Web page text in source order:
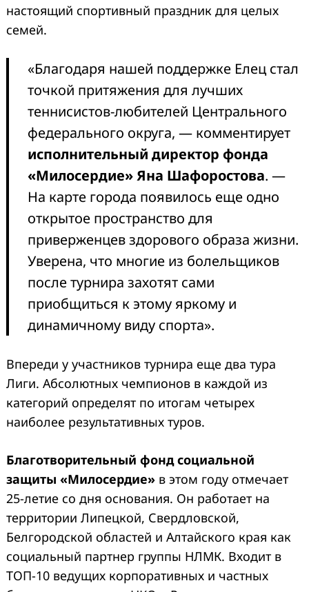
настоящий спортивный праздник для целых
семей.
«Благодаря нашей поддержке Елец стал
точкой притяжения для лучших
теннисистов-любителей Центрального
федерального округа, — комментирует
исполнительный директор фонда
«Милосердие» Яна Шафоростова. —
На карте города появилось еще одно
открытое пространство для
приверженцев здорового образа жизни.
Уверена, что многие из болельщиков
после турнира захотят сами
приобщиться к этому яркому и
динамичному виду спорта».
Впереди у участников турнира еще два тура
Лиги. Абсолютных чемпионов в каждой из
категорий определят по итогам четырех
наиболее результативных туров.
Благотворительный фонд социальной
защиты «Милосердие» в этом году отмечает
25-летие со дня основания. Он работает на
территории Липецкой, Свердловской,
Белгородской областей и Алтайского края как
социальный партнер группы НЛМК. Входит в
ТОП-10 ведущих корпоративных и частных